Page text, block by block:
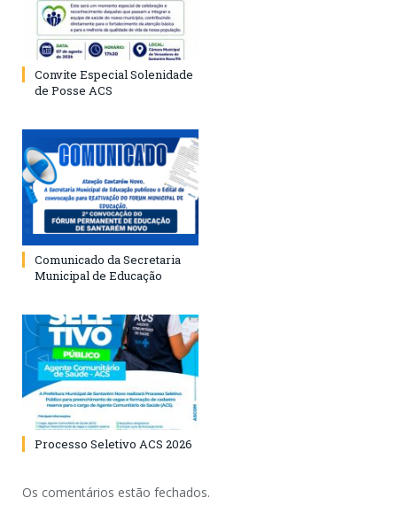
Convite Especial Solenidade
de Posse ACS
Comunicado da Secretaria
Municipal de Educação
Processo Seletivo ACS 2026
Os comentários estão fechados.